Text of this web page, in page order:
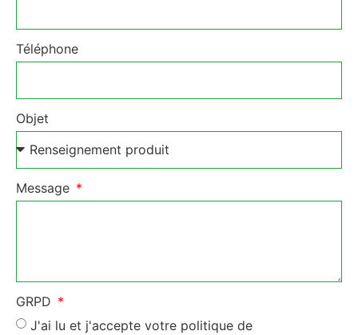
Téléphone
Objet
Message
GRPD
J'ai lu et j'accepte votre politique de